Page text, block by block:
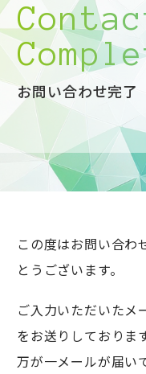
お問い合わせ完了
この度はお問い合わ
とうございます。
ご入力いただいたメ
をお送りしておりま
万が一メールが届い